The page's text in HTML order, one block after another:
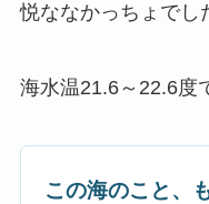
悦ななかっちょでし
海水温21.6～22.6度
この海のこと、